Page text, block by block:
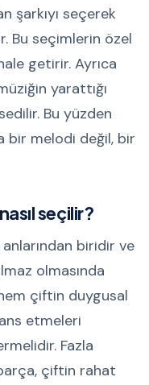
şarkıyı seçerek
Bu seçimlerin özel
getirir. Ayrıca
yarattığı
Bu yüzden
bir melodi değil, bir
seçilir?
biridir ve
olmasında
çiftin duygusal
etmeleri
Fazla
çiftin rahat